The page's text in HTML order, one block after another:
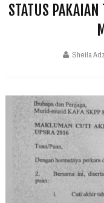
STATUS
Sheila